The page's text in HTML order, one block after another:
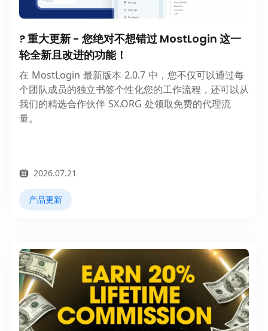
? 重大更新 - 您绝对不想错过 MostLogin 这一
轮全新且改进的功能！
在 MostLogin 最新版本 2.0.7 中，您不仅可以通过每
个团队成员的独立书签个性化您的工作流程，还可以从
我们的精选合作伙伴 SX.ORG 处领取免费的代理流
量。
2026.07.21
产品更新